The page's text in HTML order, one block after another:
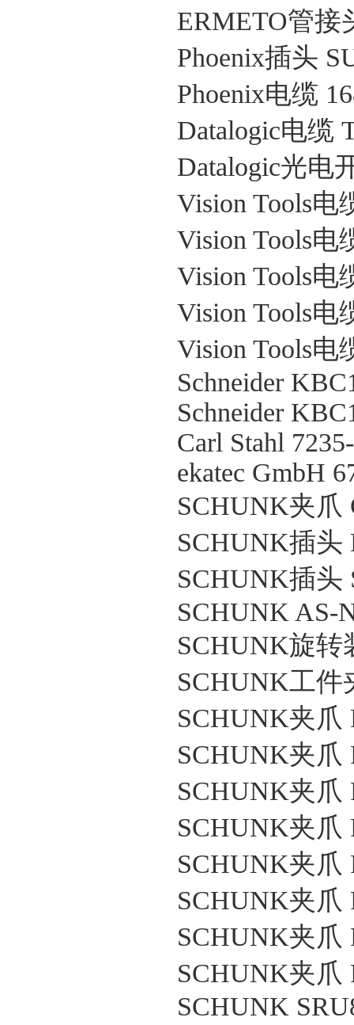
ERMETO管接
Phoenix插头
Phoenix电缆
Datalogic电缆
Datalogic光电
Vision Tools电
Vision Tools电
Vision Tools电
Vision Tools电
Vision Tools电
Schneider
Schneider
Carl Stahl
ekatec GmbH
SCHUNK夹爪
SCHUNK插头
SCHUNK插头
SCHUNK AS-
SCHUNK旋转
SCHUNK工件
SCHUNK夹爪
SCHUNK夹爪
SCHUNK夹爪
SCHUNK夹爪
SCHUNK夹爪
SCHUNK夹爪
SCHUNK夹爪
SCHUNK夹爪
SCHUNK